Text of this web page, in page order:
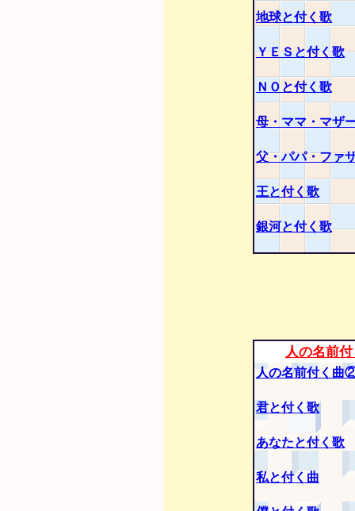
地球と付く歌
ＹＥＳと付く歌
ＮＯと付く歌
母・ママ・マザ
父・パパ・ファ
王と付く歌
銀河と付く歌
人の名前
人の名前付く曲
君と付く歌
あなたと付く歌
私と付く曲